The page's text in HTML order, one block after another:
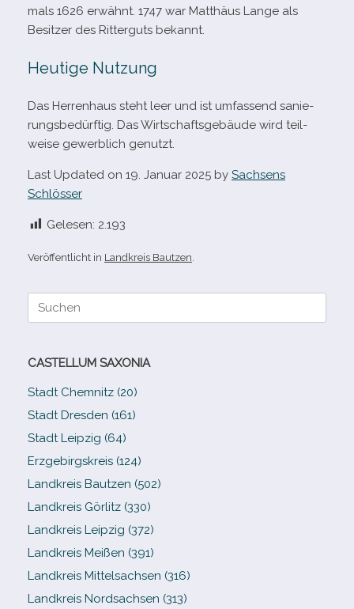
mals 1626 erwähnt. 1747 war Matthäus Lange als
Besitzer des Ritterguts bekannt.
Heutige Nutzung
Das Herrenhaus steht leer und ist umfas­send sanie­
rungs­be­dürf­tig. Das Wirtschaftsgebäude wird teil­
weise gewerb­lich genutzt.
Last Updated on 19. Januar 2025 by Sachsens
Schlösser
Gelesen: 2.193
Veröffentlicht in Landkreis Bautzen
Suche
CASTELLUM SAXONIA
Stadt Chemnitz (20)
Stadt Dresden (161)
Stadt Leipzig (64)
Erzgebirgskreis (124)
Landkreis Bautzen (502)
Landkreis Görlitz (330)
Landkreis Leipzig (372)
Landkreis Meißen (391)
Landkreis Mittelsachsen (316)
Landkreis Nordsachsen (313)